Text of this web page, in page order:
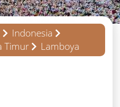
Indonesia
Timur
Lamboya